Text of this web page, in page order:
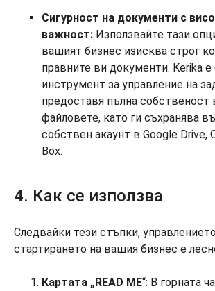
Сигурност на документи с
важност: Използвайте тази
вашият бизнес изисква строг
правните ви документи. Kerika
инструмент за управление на
предоставя пълна собственост
файловете, като ги съхранява
собствен акаунт в Google Drive,
Box.
4. Как се използва
Следвайки тези стъпки,
стартирането на вашия бизнес е
Картата „READ ME“: В горната